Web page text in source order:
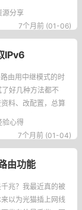
次更新都能感受到作
码大佬的铺垫：http
源分享
7个月前 (01-06)
IPv6
由用中继模式的时
好几种方法都不
料、改配置，总算
跟我一样，子路由
常上网，但IPv6就
验心得
7个月前 (01-04)
由功能
兆？我最近真的被
以为光猫插上网线